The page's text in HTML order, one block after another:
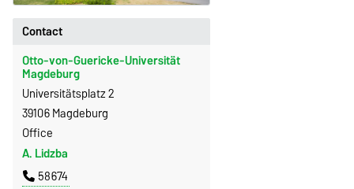
Contact
Otto-von-Guericke-Universität
Magdeburg
Universitätsplatz 2
39106 Magdeburg
Office
A. Lidzba
58674